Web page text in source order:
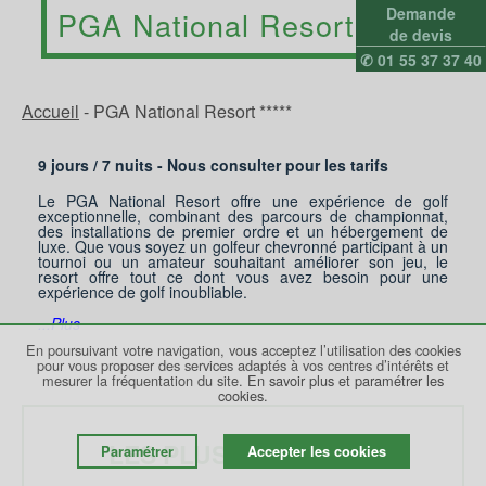
Demande
de devis
✆ 01 55 37 37 40
PGA National Resort *****
Accueil - PGA National Resort *****
9 jours / 7 nuits - Nous consulter pour les tarifs
Le PGA National Resort offre une expérience de golf
exceptionnelle, combinant des parcours de championnat,
des installations de premier ordre et un hébergement de
luxe. Que vous soyez un golfeur chevronné participant à un
tournoi ou un amateur souhaitant améliorer son jeu, le
resort offre tout ce dont vous avez besoin pour une
expérience de golf inoubliable.
...Plus
LES PLUS DU VOYAGE
En poursuivant votre navigation, vous acceptez l’utilisation des cookies
pour vous proposer des services adaptés à vos centres d’intérêts et
mesurer la fréquentation du site. En savoir plus et paramétrer les
cookies.
Paramétrer Accepter les cookies